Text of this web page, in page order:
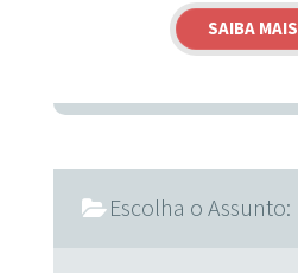
SAIBA MAIS
Escolha o Assunto: